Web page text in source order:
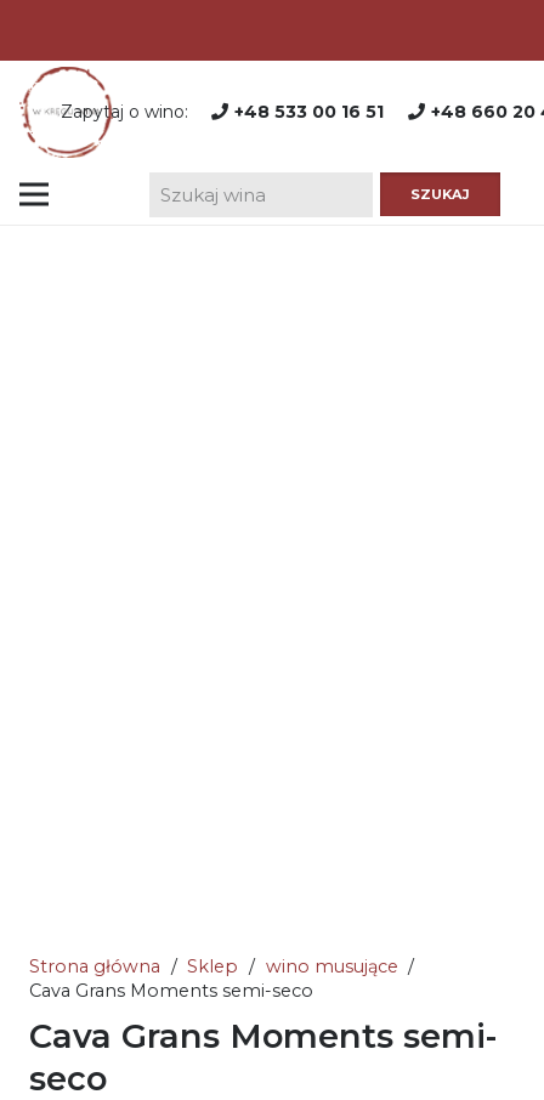
Zapytaj o wino: +48 533 00 16 51 +48 660 20
Strona główna / Sklep / wino musujące /
Cava Grans Moments semi-seco
Cava Grans Moments semi-
seco